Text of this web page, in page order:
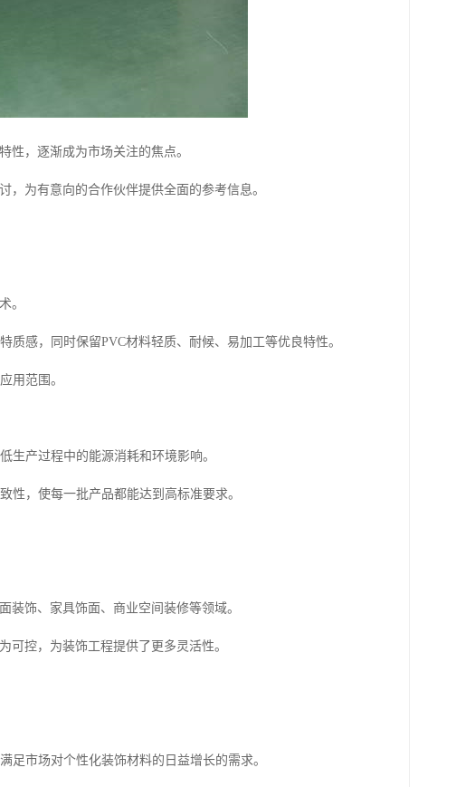
性，逐渐成为市场关注的焦点。
为有意向的合作伙伴提供全面的参考信息。
。
感，同时保留PVC材料轻质、耐候、易加工等优良特性。
用范围。
生产过程中的能源消耗和环境影响。
性，使每一批产品都能达到高标准要求。
装饰、家具饰面、商业空间装修等领域。
可控，为装饰工程提供了更多灵活性。
足市场对个性化装饰材料的日益增长的需求。